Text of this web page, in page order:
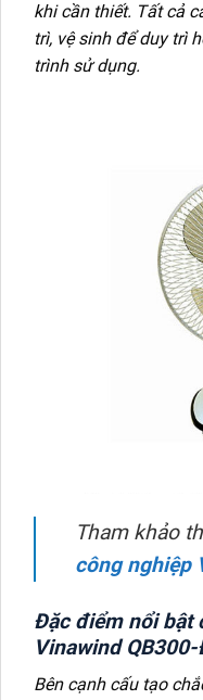
khi cần thiết. Tất cả
trì, vệ sinh để duy trì
trình sử dụng.
Tham khảo
công nghiệp
Đặc điểm nổi bật
Vinawind
Bên cạnh cấu tạo